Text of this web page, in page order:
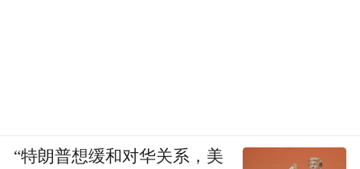
“特朗普想缓和对华关系，美